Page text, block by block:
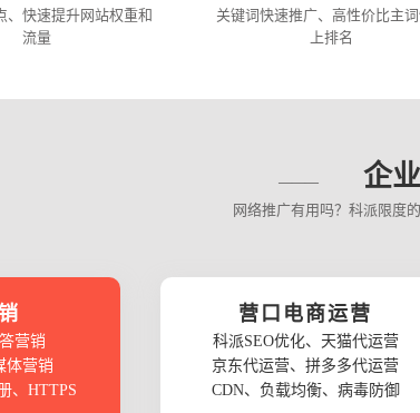
、快速提升网站权重和
流量
关键词快速推广、高性价比主
上排名
企
网络推广有用吗？科派限度
营销
体营销
、HTTPS
营口电商运营
科派SEO优化、天猫代运营
京东代运营、拼多多代运营
CDN、负载均衡、病毒防御